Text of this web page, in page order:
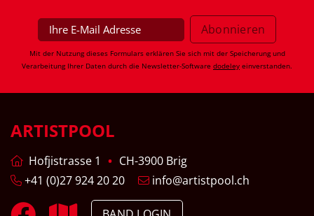
Mit der Nutzung dieses Formulars erklären Sie sich mit der Speicherung und
Verarbeitung Ihrer Daten durch die Newsletter-Software dodeley einverstanden.
ARTISTPOOL
Hofjistrasse 1
CH-3900 Brig
+41 (0)27 924 20 20
info@artistpool.ch